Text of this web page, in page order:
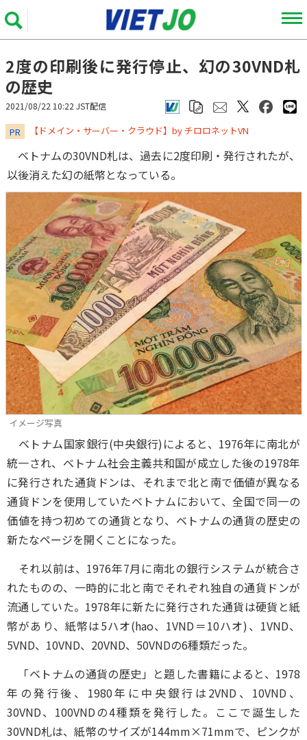
2度の印刷後に発行停止、幻の30VND札
の歴史
2021/08/22 10:22 JST配信
PR ​​​​​​​【ドメイン・サーバー・クラウド】by チロロネットVN
ベトナムの30VND札は、過去に2度印刷・発行されたが、
以後消えた幻の紙幣となっている。
イメージ写真
ベトナム国家銀行(中央銀行)によると、1976年に南北が
統一され、ベトナム社会主義共和国が成立した後の1978年
に発行された通貨ドンは、それまで北と南で価値が異なる
通貨ドンを使用していたベトナムにおいて、全国で同一の
価値を持つ初めての通貨となり、ベトナムの通貨の歴史の
新たなページを開くことになった。
それ以前は、1976年7月に南北の銀行システムが統合さ
れたものの、一時的に北と南でそれぞれ独自の通貨ドンが
流通していた。1978年に新たに発行された通貨は硬貨と紙
幣があり、紙幣は5ハオ(hao、1VND＝10ハオ)、1VND、
5VND、10VND、20VND、50VNDの6種類だった。
「ベトナムの通貨の歴史」と題した書籍によると、1978
年の発行後、1980年に中央銀行は2VND、10VND、
30VND、100VNDの4種類を発行した。ここで誕生した
30VND札は、紙幣のサイズが144mm×71mmで、ピンクが